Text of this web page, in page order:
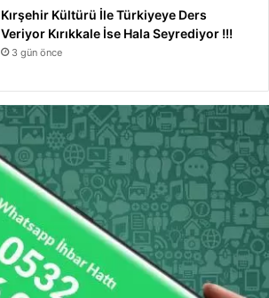
Kırşehir Kültürü İle Türkiyeye Ders
Veriyor Kırıkkale İse Hala Seyrediyor !!!
3 gün önce